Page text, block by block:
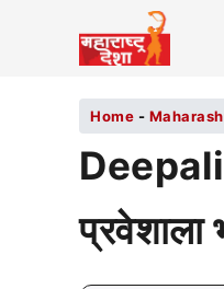
Home -
Deepali